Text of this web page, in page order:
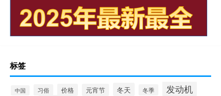
标签
中国 习俗 价格 元宵节 冬天 冬季 发动机